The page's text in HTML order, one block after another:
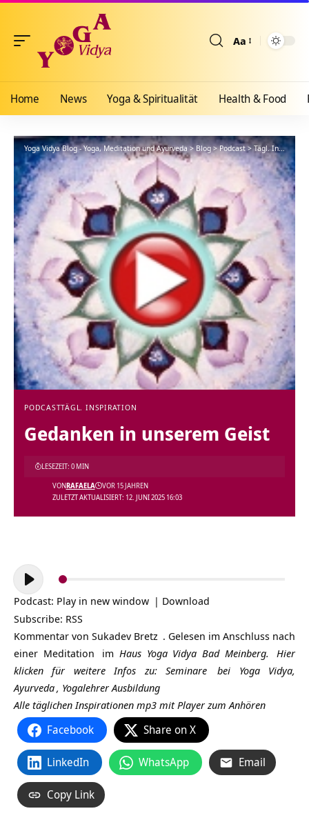
Aa
Home News Yoga & Spiritualität Health & Food
Yoga Vidya Blog - Yoga, Meditation und Ayurveda>Blog>Podcast>Tägl. Inspiration
PODCASTTÄGL. INSPIRATION
Gedanken in unserem Geist
ZULETZT AKTUALISIERT: 12. JUNI 2025 16:03
VONRAFAELA VOR 15 JAHREN
LESEZEIT: 0 MIN
Audio-
Player
Podcast: Play in new window | Download
Subscribe: RSS
Kommentar von Sukadev Bretz . Gelesen im Anschluss nach
einer Meditation im Haus Yoga Vidya Bad Meinberg.
Hier
klicken für weitere Infos zu: Seminare
bei Yoga Vidya,
Ayurveda, Yogalehrer Ausbildung
Alle täglichen Inspirationen mp3 mit Player zum Anhören
Facebook Share on X
LinkedIn WhatsApp Email
Copy Link